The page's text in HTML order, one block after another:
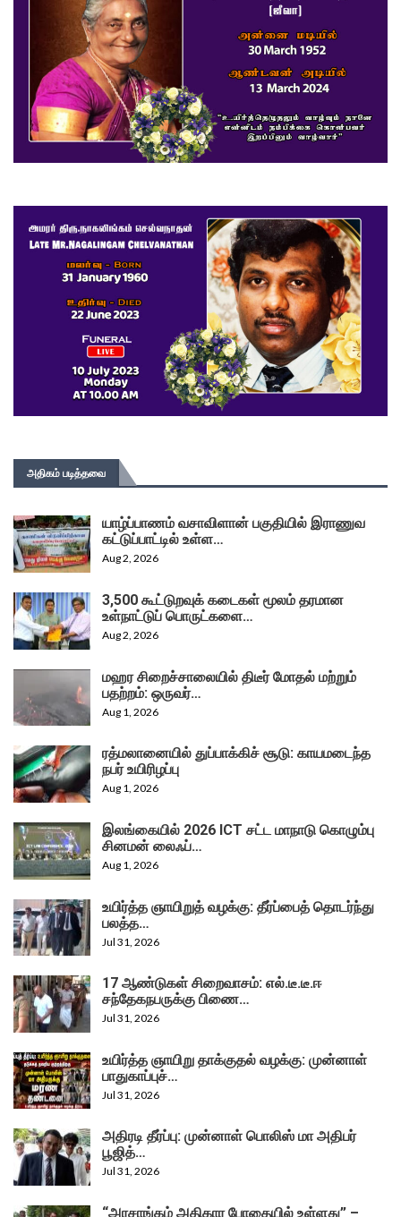
அதிகம் படித்தவை
யாழ்ப்பாணம் வசாவிளான் பகுதியில் இராணுவ
கட்டுப்பாட்டில் உள்ள…
Aug 2, 2026
3,500 கூட்டுறவுக் கடைகள் மூலம் தரமான
உள்நாட்டுப் பொருட்களை…
Aug 2, 2026
மஹர சிறைச்சாலையில் திடீர் மோதல் மற்றும்
பதற்றம்: ஒருவர்…
Aug 1, 2026
ரத்மலானையில் துப்பாக்கிச் சூடு: காயமடைந்த
நபர் உயிரிழப்பு
Aug 1, 2026
இலங்கையில் 2026 ICT சட்ட மாநாடு கொழும்பு
சினமன் லைஃப்…
Aug 1, 2026
உயிர்த்த ஞாயிறுத் வழக்கு: தீர்ப்பைத் தொடர்ந்து
பலத்த…
Jul 31, 2026
17 ஆண்டுகள் சிறைவாசம்: எல்.டீ.டீ.ஈ
சந்தேகநபருக்கு பிணை…
Jul 31, 2026
உயிர்த்த ஞாயிறு தாக்குதல் வழக்கு: முன்னாள்
பாதுகாப்புச்…
Jul 31, 2026
அதிரடி தீர்ப்பு: முன்னாள் பொலிஸ் மா அதிபர்
பூஜித்…
Jul 31, 2026
“அரசாங்கம் அதிகார போதையில் உள்ளது” –